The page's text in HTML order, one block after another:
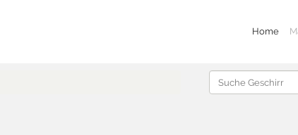
Home